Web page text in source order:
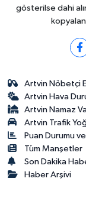
gösterilse dahi
Artvin Nöbetçi
Artvin Hava
Artvin Namaz
Artvin Trafik
Puan Durumu
Tüm Manşetler
Son Dakika
Haber Arşivi